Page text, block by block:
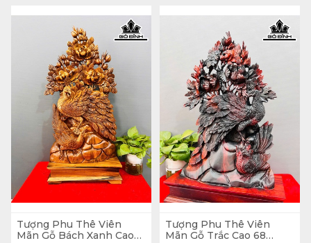
Tượng Phu Thê Viên
Mãn Gỗ Bách Xanh Cao
Tượng Phu Thê Viên
Mãn Gỗ Trắc Cao 68